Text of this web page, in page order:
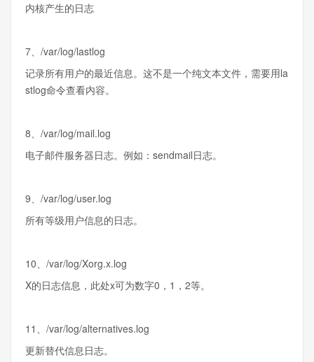
内核产生的日志
7、/var/log/lastlog
记录所有用户的最近信息。这不是一个纯文本文件，需要用la
stlog命令查看内容。
8、/var/log/mail.log
电子邮件服务器日志。例如：sendmail日志。
9、/var/log/user.log
所有等级用户信息的日志。
10、/var/log/Xorg.x.log
X的日志信息，此处x可为数字0，1，2等。
11、/var/log/alternatives.log
更新替代信息日志。